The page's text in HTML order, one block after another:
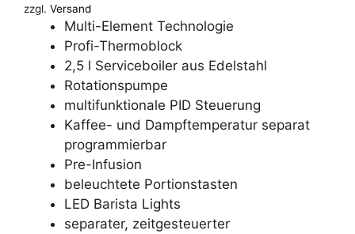
zzgl. Versand
Multi-Element Technologie
Profi-Thermoblock
2,5 l Serviceboiler aus Edelstahl
Rotationspumpe
multifunktionale PID Steuerung
Kaffee- und Dampftemperatur separat
programmierbar
Pre-Infusion
beleuchtete Portionstasten
LED Barista Lights
separater, zeitgesteuerter